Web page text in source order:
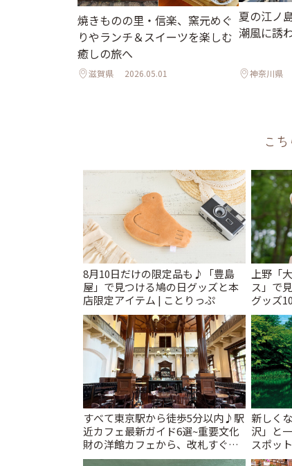
焼きものの里・信楽、窯元めぐ
りやランチ＆スイーツを楽しむ
癒しの旅へ
滋賀県 2026.05.01
夏の江ノ
潮風に誘
神奈川県
こ
8月10日だけの限定品も♪「豊島
屋」で見つける鳩の日グッズと本
店限定アイテム | ことりっぷ
上野「
ス」で
グッズ
すべて東京駅から徒歩5分以内♪駅
近カフェ最新ガイド6選~重要文化
財の洋館カフェから、改札すぐの
レトロ喫茶まで~ | ことりっぷ
新しく
沢」と
スポッ
催中】 |